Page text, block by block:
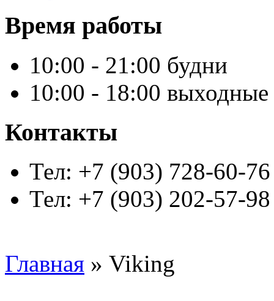
Время работы
10:00 - 21:00 будни
10:00 - 18:00 выходные
Контакты
Тел: +7 (903) 728-60-76
Тел: +7 (903) 202-57-98
Главная » Viking